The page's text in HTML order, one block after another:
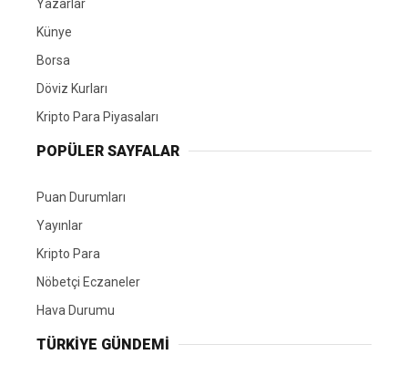
Yazarlar
Künye
Borsa
Döviz Kurları
Kripto Para Piyasaları
POPÜLER SAYFALAR
Puan Durumları
Yayınlar
Kripto Para
Nöbetçi Eczaneler
Hava Durumu
TÜRKIYE GÜNDEMI